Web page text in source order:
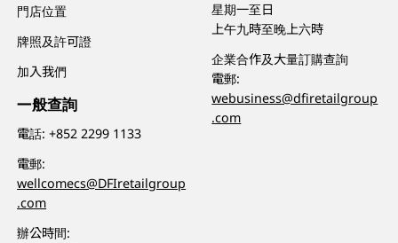
門店位置
牌照及許可證
加入我們
一般查詢
電話:+852 2299 1133
電郵:
wellcomecs@DFIretailgroup
.com
辦公時間:
星期一至日
上午九時至晚上六時
企業合作及大量訂購查詢
電郵:
webusiness@dfiretailgroup
.com